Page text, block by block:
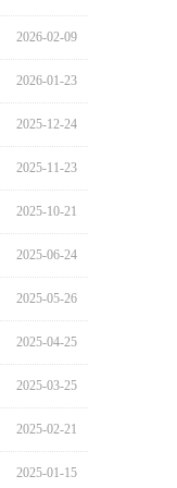
2026-02-09
2026-01-23
2025-12-24
2025-11-23
2025-10-21
2025-06-24
2025-05-26
2025-04-25
2025-03-25
2025-02-21
2025-01-15